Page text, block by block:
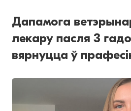
Дапамога
лекару пасля 3
вярнуцца ў